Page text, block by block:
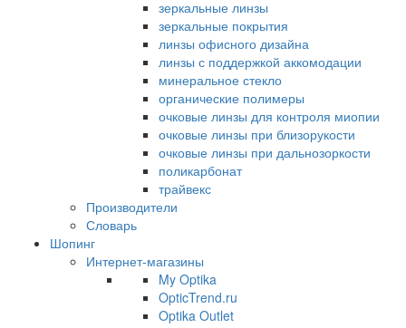
зеркальные линзы
зеркальные покрытия
линзы офисного дизайна
линзы с поддержкой аккомодации
минеральное стекло
органические полимеры
очковые линзы для контроля миопии
очковые линзы при близорукости
очковые линзы при дальнозоркости
поликарбонат
трайвекс
Производители
Словарь
Шопинг
Интернет-магазины
My Optika
OpticTrend.ru
Optika Outlet